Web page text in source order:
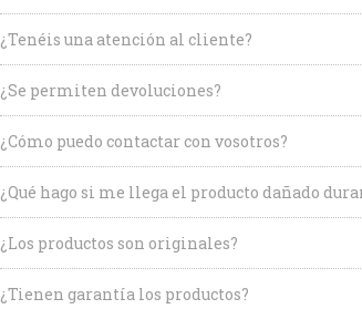
¿Tenéis una atención al cliente?
¿Se permiten devoluciones?
¿Cómo puedo contactar con vosotros?
¿Qué hago si me llega el producto dañado
¿Los productos son originales?
¿Tienen garantía los productos?